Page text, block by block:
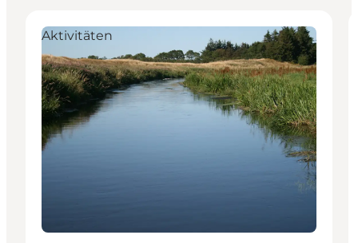
Aktivitäten